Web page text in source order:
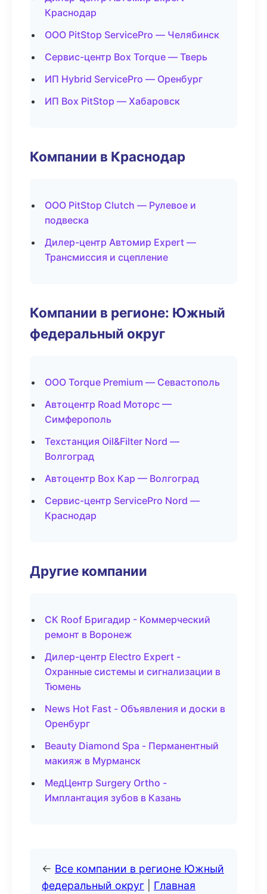
Краснодар
ООО PitStop ServicePro — Челябинск
Сервис-центр Box Torque — Тверь
ИП Hybrid ServicePro — Оренбург
ИП Box PitStop — Хабаровск
Компании в Краснодар
ООО PitStop Clutch — Рулевое и
подвеска
Дилер-центр Автомир Expert —
Трансмиссия и сцепление
Компании в регионе: Южный
федеральный округ
ООО Torque Premium — Севастополь
Автоцентр Road Моторс —
Симферополь
Техстанция Oil&Filter Nord —
Волгоград
Автоцентр Box Кар — Волгоград
Сервис-центр ServicePro Nord —
Краснодар
Другие компании
СК Roof Бригадир - Коммерческий
ремонт в Воронеж
Дилер-центр Electro Expert -
Охранные системы и сигнализации в
Тюмень
News Hot Fast - Объявления и доски в
Оренбург
Beauty Diamond Spa - Перманентный
макияж в Мурманск
МедЦентр Surgery Ortho -
Имплантация зубов в Казань
← Все компании в регионе Южный
федеральный округ
Главная